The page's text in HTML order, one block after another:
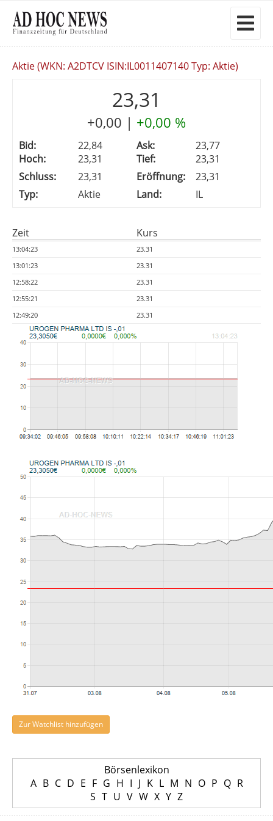
Aktie (WKN: A2DTCV ISIN:IL0011407140 Typ: Aktie)
23,31
+0,00 | +0,00 %
Bid: 22,84 Ask:
23,77
Hoch:
23,31 Tief:
23,31
Schluss:
23,31 Eröffnung:
23,31
Typ:
Aktie Land: IL
Zeit Kurs
13:04:23
23.31
13:01:23
23.31
12:58:22
23.31
12:55:21
23.31
12:49:20
23.31
Zur Watchlist hinzufügen
Börsenlexikon
A B C D E F G H I J K L M N O P Q R
S T U V W X Y Z